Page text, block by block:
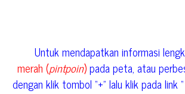
Untuk mendapatkan informasi
merah (pintpoin)pada peta, atau
dengan klik tombol “+” lalu klik pada link “